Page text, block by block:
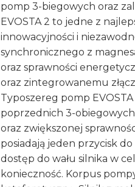
pomp 3-biegowych oraz
EVOSTA 2 to jedne z
innowacyjności i
synchronicznego z
oraz sprawności
oraz zintegrowanemu
Typoszereg pomp
poprzednich 3-
oraz zwiększonej
posiadają jeden przycisk
dostęp do wału silnika w
konieczność. Korpus